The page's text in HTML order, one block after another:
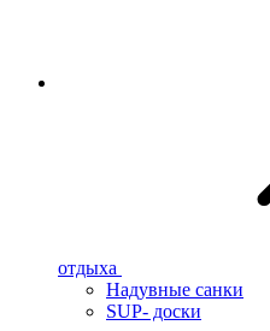
отдыха
Надувные санки
SUP- доски